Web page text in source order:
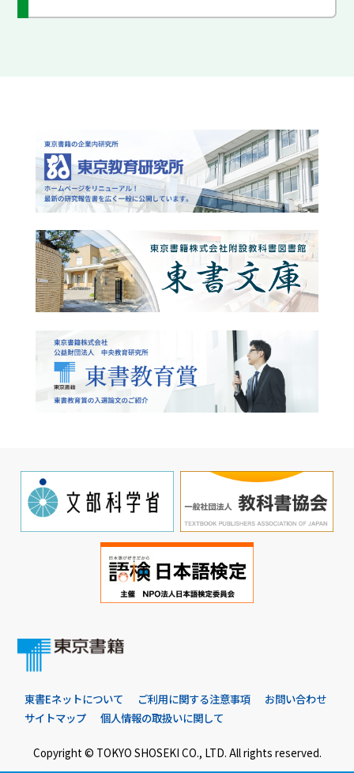
東書Eネットについて ご利用に関する注意事項
お問い合わせ
サイトマップ
個人情報の取扱いに関して
Copyright © TOKYO SHOSEKI CO., LTD. All rights reserved.